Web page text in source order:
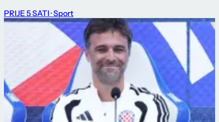
PRIJE 5 SATI · Sport